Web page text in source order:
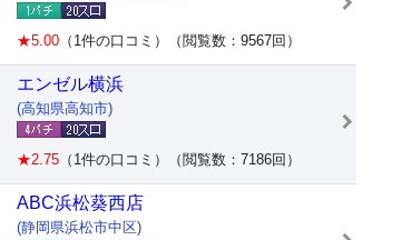
★5.00 （1件の口コミ）（閲覧数：9567回）
エンゼル横浜
(高知県高知市)
★2.75 （1件の口コミ）（閲覧数：7186回）
ABC浜松葵西店
(静岡県浜松市中区)